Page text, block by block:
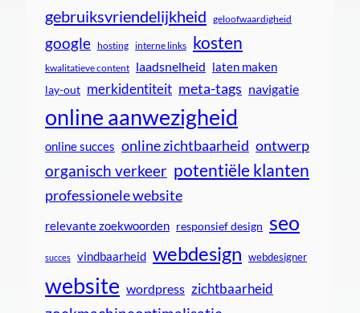
gebruiksvriendelijkheid geloofwaardigheid
google hosting interne links kosten
kwalitatieve content laadsnelheid
laten maken
lay-out merkidentiteit meta-tags navigatie
online aanwezigheid
online succes online zichtbaarheid ontwerp
organisch verkeer potentiële klanten
professionele website
relevante zoekwoorden responsief design seo
succes vindbaarheid webdesign webdesigner
website wordpress zichtbaarheid